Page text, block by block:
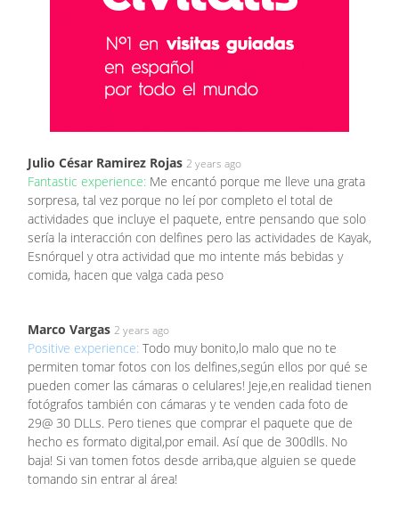
Julio César Ramirez Rojas 2 years ago
Fantastic experience: Me encantó porque me lleve una grata
sorpresa, tal vez porque no leí por completo el total de
actividades que incluye el paquete, entre pensando que solo
sería la interacción con delfines pero las actividades de Kayak,
Esnórquel y otra actividad que mo intente más bebidas y
comida, hacen que valga cada peso
Marco Vargas 2 years ago
Positive experience: Todo muy bonito,lo malo que no te
permiten tomar fotos con los delfines,según ellos por qué se
pueden comer las cámaras o celulares! Jeje,en realidad tienen
fotógrafos también con cámaras y te venden cada foto de
29@ 30 DLLs. Pero tienes que comprar el paquete que de
hecho es formato digital,por email. Así que de 300dlls. No
baja! Si van tomen fotos desde arriba,que alguien se quede
tomando sin entrar al área!